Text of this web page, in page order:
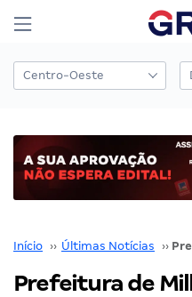
Início ›› Últimas Notícias ››
Prefeitura de